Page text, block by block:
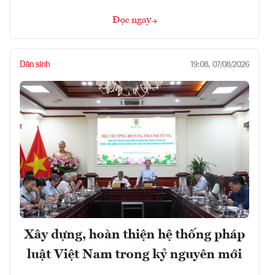
Đọc ngay
Dân sinh 19:08, 07/08/2026
Xây dựng, hoàn thiện hệ thống pháp
luật Việt Nam trong kỷ nguyên mới